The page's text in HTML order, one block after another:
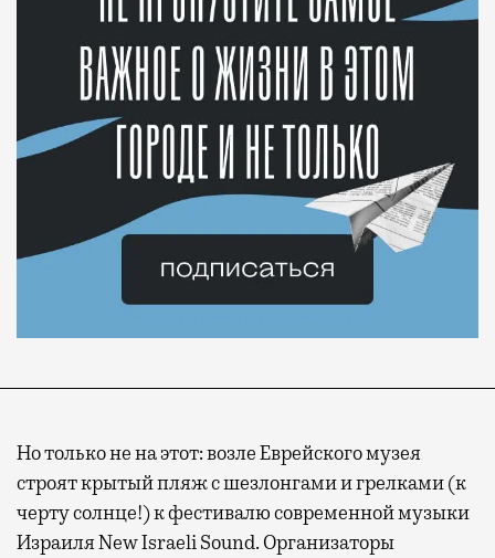
Но только не на этот: возле Еврейского музея
строят крытый пляж с шезлонгами и грелками (к
черту солнце!) к фестивалю современной музыки
Израиля New Israeli Sound. Организаторы